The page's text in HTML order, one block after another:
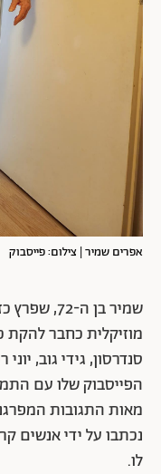
אפרים שמיר | צילום: פייסבוק
שמיר בן
מוזיקלית כחבר להקת
סנדרסון, גידי גוב,
הפייסבוק שלו עם
מאות התגובות
נכתבו על ידי אנשים
לו.